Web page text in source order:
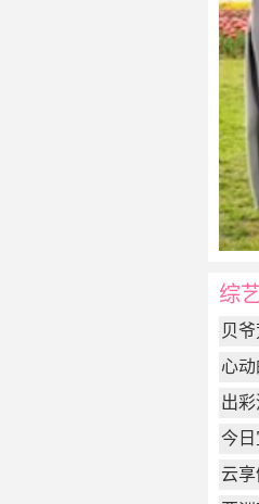
综
贝
心
出彩
今日
云